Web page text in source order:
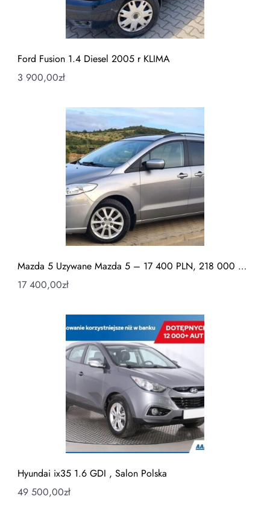
Ford Fusion 1.4 Diesel 2005 r KLIMA
3 900,00zł
Mazda 5 Uzywane Mazda 5 – 17 400 PLN, 218 000 …
17 400,00zł
Hyundai ix35 1.6 GDI , Salon Polska
49 500,00zł